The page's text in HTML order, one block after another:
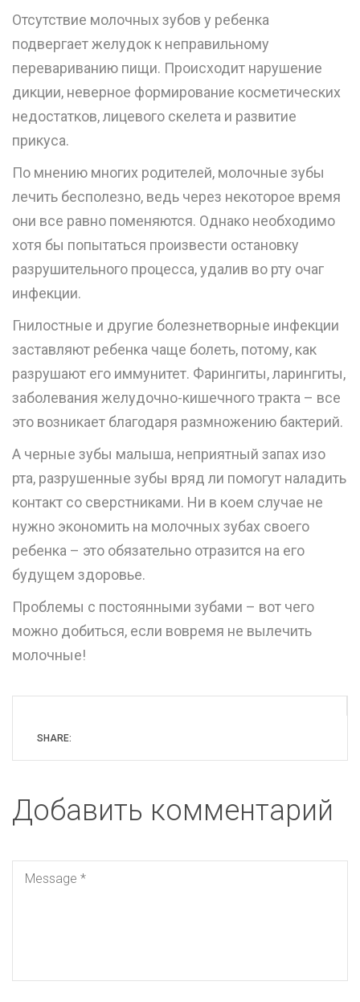
Отсутствие молочных зубов у ребенка
подвергает желудок к неправильному
перевариванию пищи. Происходит нарушение
дикции, неверное формирование косметических
недостатков, лицевого скелета и развитие
прикуса.
По мнению многих родителей, молочные зубы
лечить бесполезно, ведь через некоторое время
они все равно поменяются. Однако необходимо
хотя бы попытаться произвести остановку
разрушительного процесса, удалив во рту очаг
инфекции.
Гнилостные и другие болезнетворные инфекции
заставляют ребенка чаще болеть, потому, как
разрушают его иммунитет. Фарингиты, ларингиты,
заболевания желудочно-кишечного тракта – все
это возникает благодаря размножению бактерий.
А черные зубы малыша, неприятный запах изо
рта, разрушенные зубы вряд ли помогут наладить
контакт со сверстниками. Ни в коем случае не
нужно экономить на молочных зубах своего
ребенка – это обязательно отразится на его
будущем здоровье.
Проблемы с постоянными зубами – вот чего
можно добиться, если вовремя не вылечить
молочные!
SHARE:
Добавить комментарий